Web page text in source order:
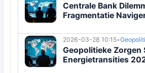
Centrale Bank
Fragmentatie
2026-03-28 10:15•
Geopolitieke Zorgen
Energietransities